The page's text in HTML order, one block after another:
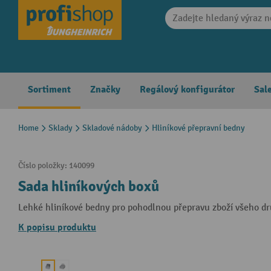
Skip to main navigation
Sortiment Značky Regálový konfigurátor
Home Sklady Skladové nádoby Hliníkové přepravní bedny
Číslo položky: 140099
Sada hliníkových boxů
Lehké hliníkové bedny pro pohodlnou přepravu zboží všeho
K popisu produktu